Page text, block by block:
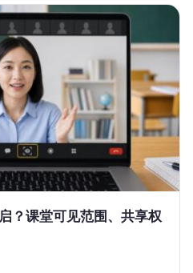
？课堂可见范围、共享权